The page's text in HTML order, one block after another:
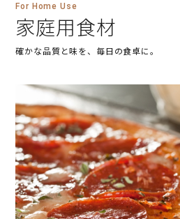
For Home Use
家庭用食材
確かな品質と味を、毎日の食卓に。